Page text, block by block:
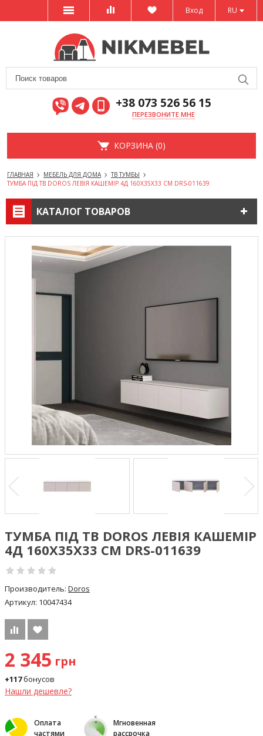
RU
Вход
+38 073 526 56 15
ПЕРЕЗВОНИТЕ МНЕ
КОРЗИНА (0)
ГЛАВНАЯ МЕБЕЛЬ ДЛЯ ДОМА
ТВ ТУМБЫ
ТУМБА ПІД ТВ DOROS ЛЕВІЯ КАШЕМІР 4Д 160Х35Х33 СМ DRS-011639
КАТАЛОГ ТОВАРОВ
ТУМБА ПІД ТВ DOROS ЛЕВІЯ КАШЕМІР
4Д 160Х35Х33 СМ DRS-011639
Производитель: Doros
Артикул: 10047434
2 345 грн
+117бонусов
Нашли дешевле?
Оплата
частями
Мгновенная
рассрочка